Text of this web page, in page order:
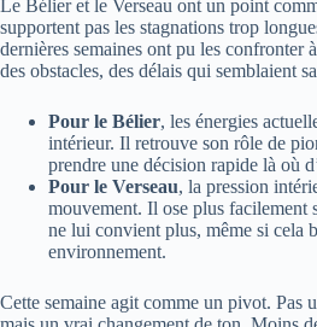
Le Bélier et le Verseau ont un point
supportent pas les stagnations trop
dernières semaines ont pu les confronter
des obstacles, des délais qui semblaient
Pour le Bélier, les énergies
intérieur. Il retrouve son rôle de
prendre une décision rapide là où
Pour le Verseau, la pression
mouvement. Il ose plus facilement
ne lui convient plus, même si cela
environnement.
Cette semaine agit comme un pivot. Pas